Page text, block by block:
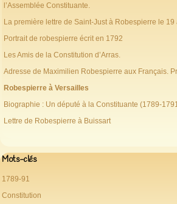
l’Assemblée Constituante.
La première lettre de Saint-Just à Robespierre le 19
Portrait de robespierre écrit en 1792
Les Amis de la Constitution d’Arras.
Adresse de Maximilien Robespierre aux Français.
Robespierre à Versailles
Biographie : Un député à la Constituante (1789-
Lettre de Robespierre à Buissart
Mots-clés
1789-91
Constitution